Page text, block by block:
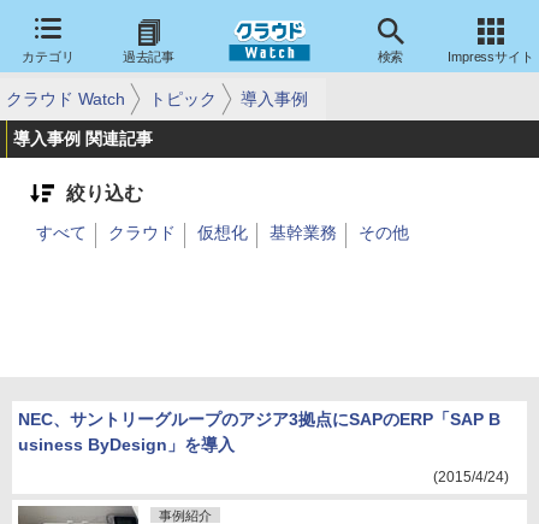
カテゴリ 過去記事 検索 Impressサイト
クラウド Watch トピック 導入事例
導入事例 関連記事
絞り込む
すべて クラウド 仮想化 基幹業務 その他
NEC、サントリーグループのアジア3拠点にSAPのERP「SAP B
usiness ByDesign」を導入
(2015/4/24)
事例紹介